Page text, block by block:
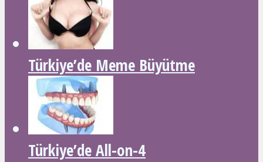
Türkiye’de Meme Büyütme
Türkiye’de All-on-4